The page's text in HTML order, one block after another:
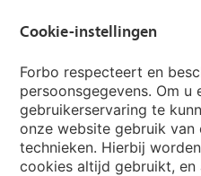
Forbo Flooring Systems
Forbo Movement Systems
Cookie-instellingen
Forbo respecteert en
persoonsgegevens. Om u
gebruikerservaring te
onze website gebruik
technieken. Hierbij
cookies altijd gebruikt, en